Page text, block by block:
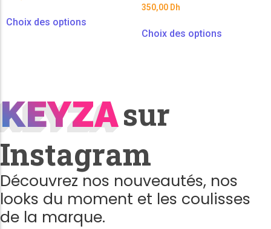
Choix des options
350,00 Dh
Choix des options
KEYZA
KEYZAsur
Instagram
Découvrez nos nouveautés, nos
looks du moment et les coulisses
de la marque.